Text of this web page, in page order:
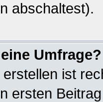
abschaltest).
Umfrage?
ist
ersten